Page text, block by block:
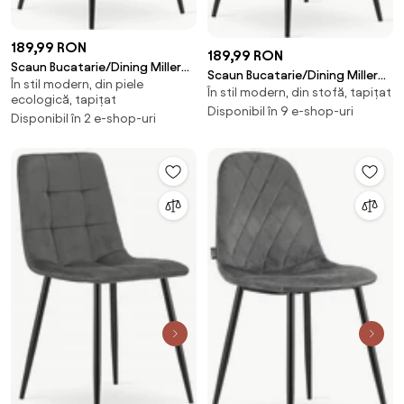
189,99 RON
Scaun Bucatarie/Dining Miller
Piele Ecologica Gri
În stil modern, din piele
ecologică, tapițat
Disponibil în 2 e-shop-uri
189,99 RON
Scaun Bucatarie/Dining Miller
Catifea Gri
În stil modern, din stofă, tapițat
Disponibil în 9 e-shop-uri